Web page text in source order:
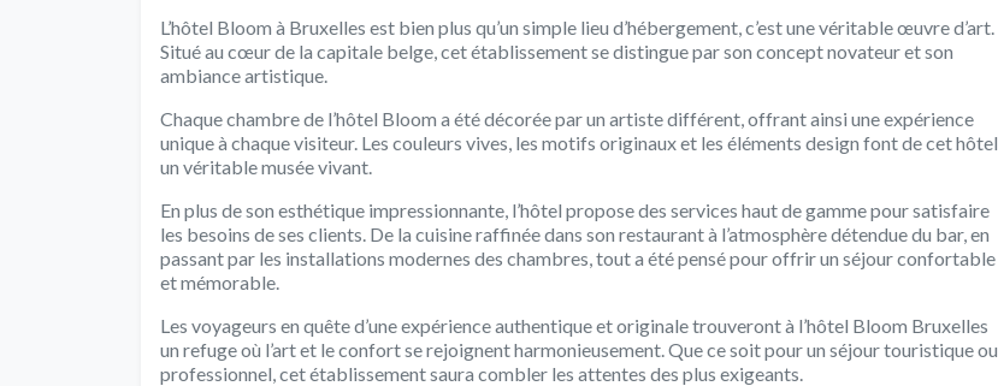
L’hôtel Bloom à Bruxelles est bien plus qu’un simple lieu d’hébergement, c’est une véritable œuvre d’art.
Situé au cœur de la capitale belge, cet établissement se distingue par son concept novateur et son
ambiance artistique.
Chaque chambre de l’hôtel Bloom a été décorée par un artiste différent, offrant ainsi une expérience
unique à chaque visiteur. Les couleurs vives, les motifs originaux et les éléments design font de cet hôtel
un véritable musée vivant.
En plus de son esthétique impressionnante, l’hôtel propose des services haut de gamme pour satisfaire
les besoins de ses clients. De la cuisine raffinée dans son restaurant à l’atmosphère détendue du bar, en
passant par les installations modernes des chambres, tout a été pensé pour offrir un séjour confortable
et mémorable.
Les voyageurs en quête d’une expérience authentique et originale trouveront à l’hôtel Bloom Bruxelles
un refuge où l’art et le confort se rejoignent harmonieusement. Que ce soit pour un séjour touristique ou
professionnel, cet établissement saura combler les attentes des plus exigeants.